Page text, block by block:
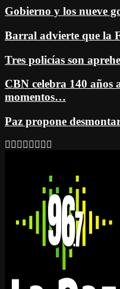
Gobierno y los nueve
Barral advierte que la
Tres policías son
CBN celebra 140 años
momentos…
Paz propone
Facebook
Twitter
Instagram
Youtube
Email
Twitch
Whatsapp